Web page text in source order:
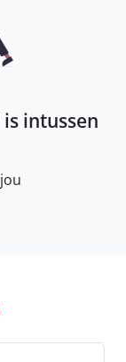
is intussen